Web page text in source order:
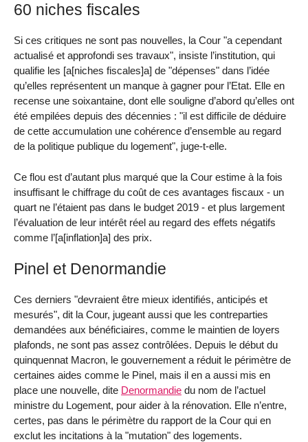
60 niches fiscales
Si ces critiques ne sont pas nouvelles, la Cour "a cependant
actualisé et approfondi ses travaux", insiste l’institution, qui
qualifie les [a[niches fiscales]a] de "dépenses" dans l’idée
qu’elles représentent un manque à gagner pour l’Etat. Elle en
recense une soixantaine, dont elle souligne d’abord qu’elles ont
été empilées depuis des décennies : "il est difficile de déduire
de cette accumulation une cohérence d’ensemble au regard
de la politique publique du logement", juge-t-elle.
Ce flou est d’autant plus marqué que la Cour estime à la fois
insuffisant le chiffrage du coût de ces avantages fiscaux - un
quart ne l’étaient pas dans le budget 2019 - et plus largement
l’évaluation de leur intérêt réel au regard des effets négatifs
comme l’[a[inflation]a] des prix.
Pinel et Denormandie
Ces derniers "devraient être mieux identifiés, anticipés et
mesurés", dit la Cour, jugeant aussi que les contreparties
demandées aux bénéficiaires, comme le maintien de loyers
plafonds, ne sont pas assez contrôlées. Depuis le début du
quinquennat Macron, le gouvernement a réduit le périmètre de
certaines aides comme le Pinel, mais il en a aussi mis en
place une nouvelle, dite Denormandie du nom de l’actuel
ministre du Logement, pour aider à la rénovation. Elle n’entre,
certes, pas dans le périmètre du rapport de la Cour qui en
exclut les incitations à la "mutation" des logements.